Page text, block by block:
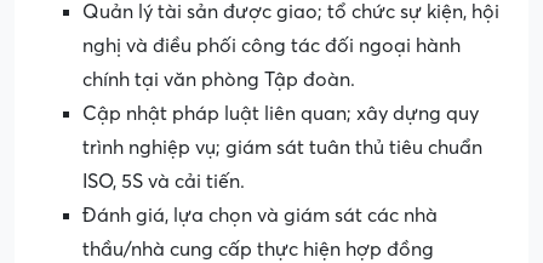
Quản lý tài sản được giao; tổ chức sự kiện, hội
nghị và điều phối công tác đối ngoại hành
chính tại văn phòng Tập đoàn.
Cập nhật pháp luật liên quan; xây dựng quy
trình nghiệp vụ; giám sát tuân thủ tiêu chuẩn
ISO, 5S và cải tiến.
Đánh giá, lựa chọn và giám sát các nhà
thầu/nhà cung cấp thực hiện hợp đồng